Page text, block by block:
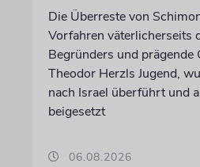
Die Überreste von
Vorfahren väterlicherseits
Begründers und prägende
Theodor Herzls Jugend,
nach Israel überführt und
beigesetzt
06.08.2026